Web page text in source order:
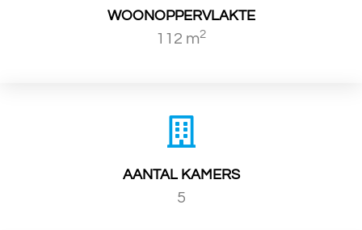
WOONOPPERVLAKTE
112 m2
AANTAL KAMERS
5